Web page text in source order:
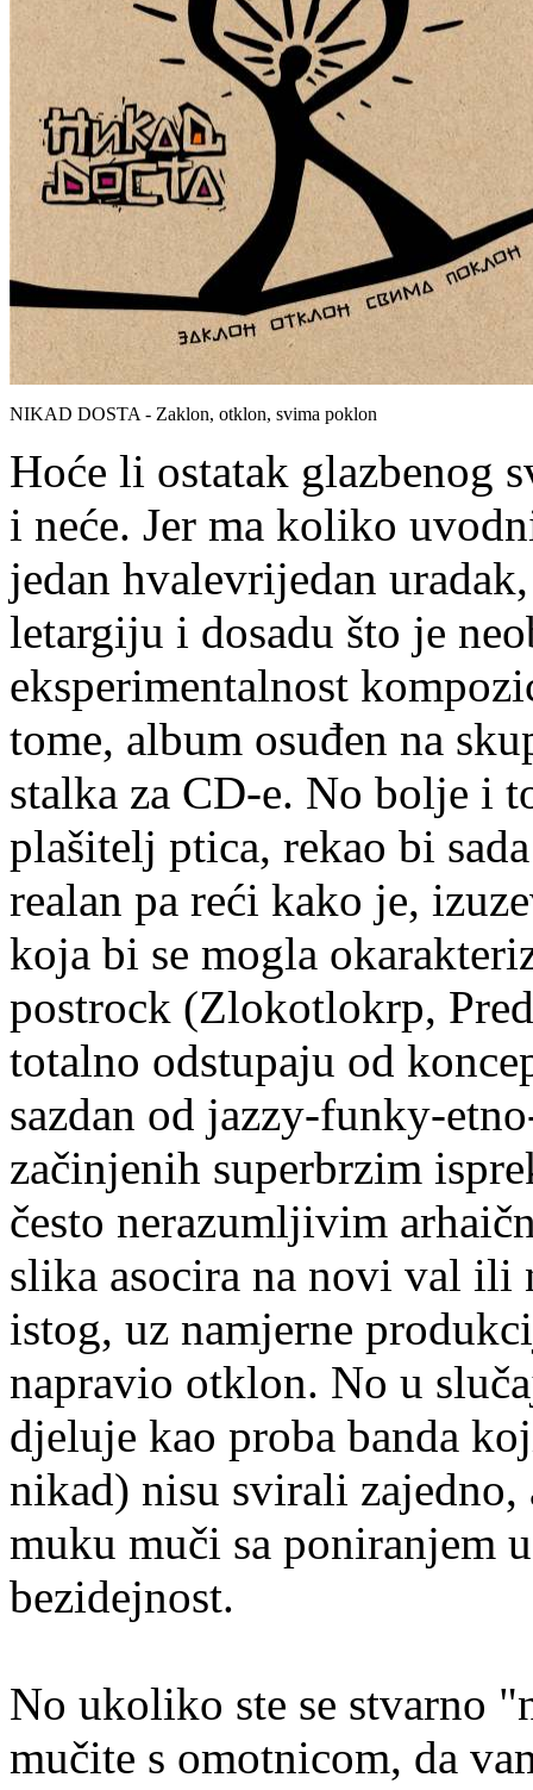
NIKAD DOSTA - Zaklon, otklon, svima poklon
Hoće li ostatak glazbenog
i neće. Jer ma koliko
jedan hvalevrijedan
letargiju i dosadu što je
eksperimentalnost
tome, album osuđen na
stalka za CD-e. No bolje i
plašitelj ptica, rekao bi
realan pa reći kako je,
koja bi se mogla
postrock (Zlokotlokrp,
totalno odstupaju od
sazdan od jazzy-funky-
začinjenih superbrzim
često nerazumljivim
slika asocira na novi val ili
istog, uz namjerne
napravio otklon. No u
djeluje kao proba banda
nikad) nisu svirali zajedno,
muku muči sa poniranjem
bezidejnost.
No ukoliko ste se stvarno
mučite s omotnicom, da